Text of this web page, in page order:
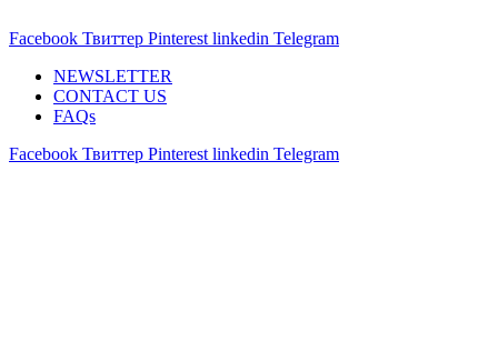
Facebook Твиттер Pinterest linkedin Telegram
NEWSLETTER
CONTACT US
FAQs
Facebook Твиттер Pinterest linkedin Telegram